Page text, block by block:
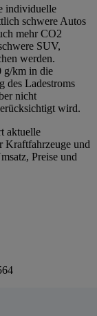
individuelle
schwere Autos
mehr CO2
SUV,
werden.
g/km in die
des Ladestroms
nicht
wird.
aktuelle
Kraftfahrzeuge und
Preise und